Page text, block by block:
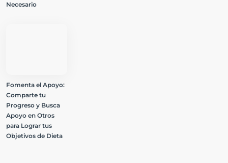
Necesario
Fomenta el Apoyo:
Comparte tu
Progreso y Busca
Apoyo en Otros
para Lograr tus
Objetivos de Dieta